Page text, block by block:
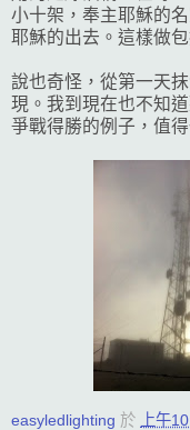
小十架，奉主耶穌的
耶穌的出去。這樣做
說也奇怪，從第一天
現。我到現在也不知
爭戰得勝的例子，值得
easyledlighting 於 上午